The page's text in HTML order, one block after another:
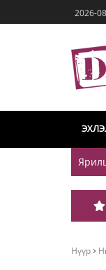
2026-
Нүүр